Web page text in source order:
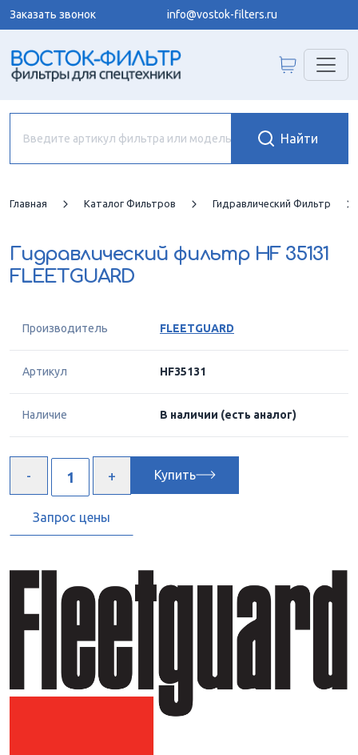
Заказать звонок info@vostok-filters.ru
Главная Каталог Фильтров Гидравлический Фильтр
Гидравлический фильтр HF 35131
FLEETGUARD
Производитель FLEETGUARD
Артикул HF35131
Наличие В наличии (есть аналог)
Купить
Запрос цены